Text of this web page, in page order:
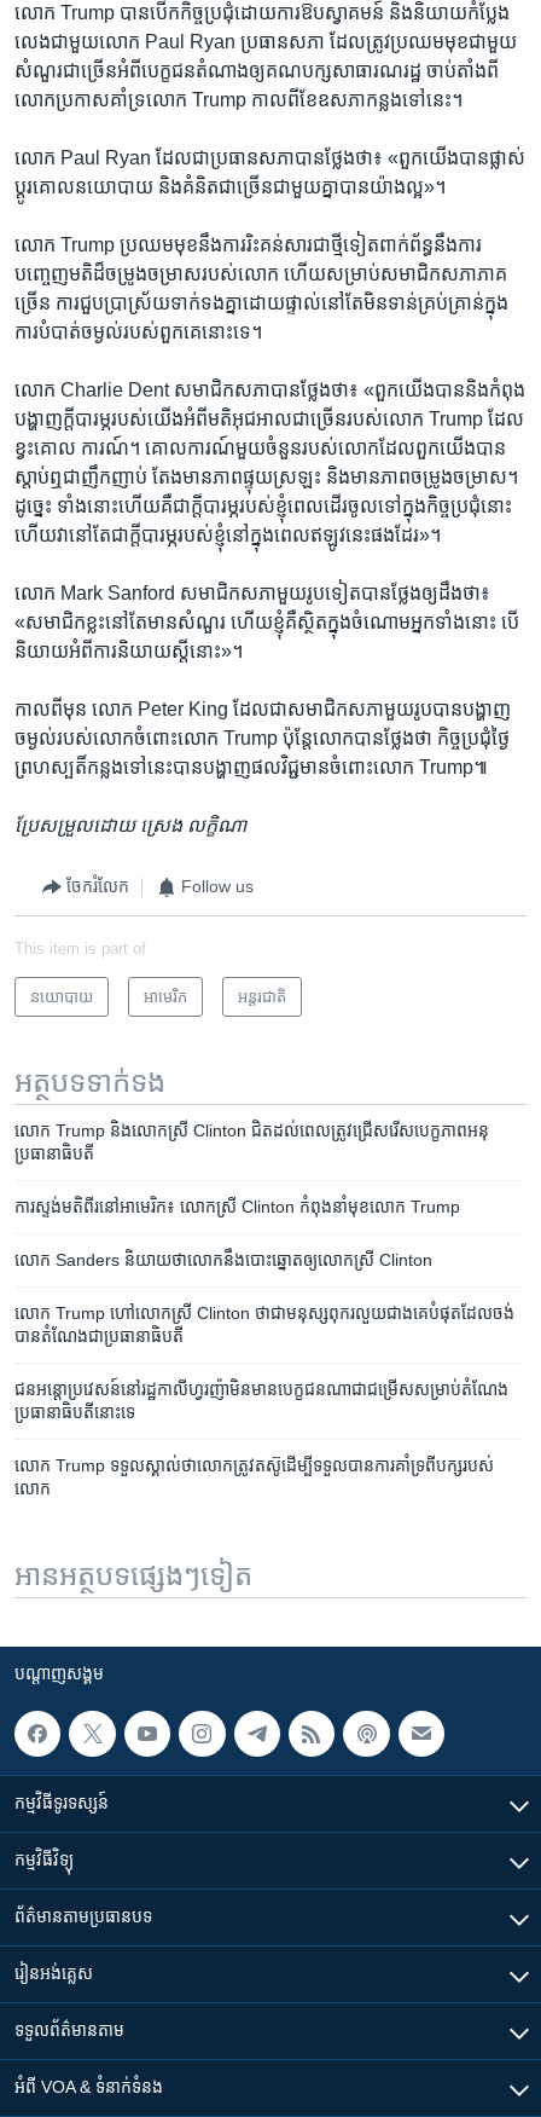
លោក ​Trump ​បាន​បើក​កិច្ច​ប្រជុំ​ដោយ​ការ​ឱប​ស្វាគមន៍​ និង​និយាយ​កំប្លែង​
លេង​ជា​មួយ​លោក​ Paul Ryan ​ប្រធាន​សភា​ ដែល​ត្រូវ​ប្រឈម​មុខ​ជាមួយ​
សំណួរ​ជា​ច្រើន​អំពី​បេក្ខជន​តំណាង​ឲ្យ​គណបក្ស​សាធារណរដ្ឋ​ ចាប់​តាំងពី​
លោក​ប្រកាស​គាំទ្រ​លោក​ Trump ​កាល​ពី​ខែ​ឧសភា​កន្លង​ទៅ​នេះ។​
លោក​ Paul Ryan ​ដែល​ជា​ប្រធាន​សភា​បាន​ថ្លែង​ថា៖​ «ពួក​យើង​បាន​ផ្លាស់​
ប្តូរ​គោល​នយោបាយ​ និង​គំនិត​ជា​ច្រើនជាមួយ​គ្នា​បាន​យ៉ាង​ល្អ»។​
លោក​ Trump​ ប្រឈម​មុខ​នឹង​ការ​រិះគន់​សារ​ជា​ថ្មី​ទៀត​ពាក់​ព័ន្ធ​នឹង​ការ​
បញ្ចេញ​មតិ​ដ៏​ចម្រូង​ចម្រាស​របស់​លោក​ ហើយ​សម្រាប់​សមាជិក​សភា​ភាគ​
ច្រើន​ ការ​ជួប​ប្រាស្រ័យ​ទាក់​ទង​គ្នា​ដោយ​ផ្ទាល់​នៅ​តែ​មិន​ទាន់​គ្រប់​គ្រាន់​ក្នុង​
ការ​បំបាត់​ចម្ងល់​របស់​ពួក​គេ​នោះ​ទេ។​
លោក​ Charlie Dent​ សមាជិក​សភា​បាន​ថ្លែង​ថា៖​ «ពួក​យើង​បាន​និង​កំពុង​
បង្ហាញ​ក្តី​បារម្ភ​របស់​យើង​អំពី​មតិ​អុជអាល​ជា​ច្រើន​របស់​លោក ​Trump ​ដែល​
ខ្វះ​គោល ការណ៍។​ គោល​ការណ៍​មួយ​ចំនួន​របស់​លោកដែល​ពួក​យើង​បាន​
ស្តាប់​ឮ​ជា​ញឹក​ញាប់​ តែង​មាន​ភាព​ផ្ទុយ​ស្រឡះ​ និង​មាន​ភាព​ចម្រូង​ចម្រាស។​
ដូច្នេះ​ ទាំង​នោះ​ហើយ​គឺ​ជា​ក្តី​បារម្ភ​របស់​ខ្ញុំ​ពេល​ដើរ​ចូល​ទៅ​ក្នុង​កិច្ច​ប្រជុំ​នោះ​
ហើយ​វា​នៅ​តែ​ជា​ក្តី​បារម្ភ​របស់​ខ្ញុំ​នៅ​ក្នុង​ពេល​ឥឡូវ​នេះ​ផង​ដែរ»។​
លោក​ Mark Sanford ​សមាជិក​សភា​មួយ​រូប​ទៀត​បាន​ថ្លែង​ឲ្យ​ដឹង​ថា៖​
«សមាជិក​ខ្លះ​នៅ​តែ​មាន​សំណួរ​ ហើយ​ខ្ញុំ​គឺ​ស្ថិត​ក្នុង​ចំណោម​អ្នក​ទាំង​នោះ​ បើ​
និយាយ​អំពី​ការ​និយាយ​ស្តី​នោះ»។​
កាល​ពី​មុន​ លោក​ Peter King ​ដែល​ជា​សមាជិក​សភា​មួយ​រូប​បាន​បង្ហាញ​
ចម្ងល់​របស់​លោក​ចំពោះ​លោក​ Trump​ ប៉ុន្តែ​លោក​បាន​ថ្លែង​ថា​ ​កិច្ច​ប្រជុំ​ថ្ងៃ​
ព្រហស្បតិ៍​កន្លង​ទៅ​នេះ​បាន​បង្ហាញ​ផល​វិជ្ជមាន​ចំពោះ​លោក​ Trump៕​
ប្រែ​សម្រួល​ដោយ​ ស្រេង​ លក្ខិណា
ចែករំលែក Follow us
This item is part of
នយោបាយ អាមេរិក​ អន្តរជាតិ
អត្ថបទ​ទាក់ទង
លោក ​Trump​ និង​លោក​ស្រី ​Clinton ​ជិត​ដល់​ពេល​ត្រូវ​ជ្រើស​រើស​បេក្ខភាព​អនុ
ប្រធានាធិបតី
ការ​ស្ទង់មតិ​ពីរ​នៅ​អាមេរិក៖ លោកស្រី​ Clinton កំពុង​នាំ​មុខ​លោក​ Trump
លោក​ Sanders និយាយ​ថា​លោក​នឹង​បោះ​ឆ្នោត​ឲ្យ​លោក​ស្រី​ Clinton
លោក Trump ហៅ​លោកស្រី Clinton ថា​ជា​មនុស្ស​ពុករលួយ​ជាង​គេ​បំផុត​ដែល​ចង់​​
បាន​តំណែង​ជា​ប្រធានាធិបតី
ជន​អន្តោប្រវេសន៍​នៅ​រដ្ឋ​កាលីហ្វរញ៉ា​មិន​មាន​បេក្ខជន​ណា​ជា​ជម្រើស​សម្រាប់​តំណែង​
ប្រធានាធិបតី​នោះ​ទេ
លោក​ Trump ទទួល​ស្គាល់​ថា​លោក​ត្រូវ​តស៊ូ​ដើម្បី​ទទួល​បាន​ការ​គាំទ្រ​ពី​បក្ស​របស់​
លោក
អានអត្ថបទផ្សេងៗទៀត
បណ្តាញ​សង្គម
កម្មវិធី​ទូរទស្សន៍
កម្មវិធី​វិទ្យុ
ព័ត៌មាន​តាមប្រធានបទ​
រៀន​​អង់គ្លេស
ទទួល​ព័ត៌មាន​តាម
អំពី​ VOA & ទំនាក់ទំនង